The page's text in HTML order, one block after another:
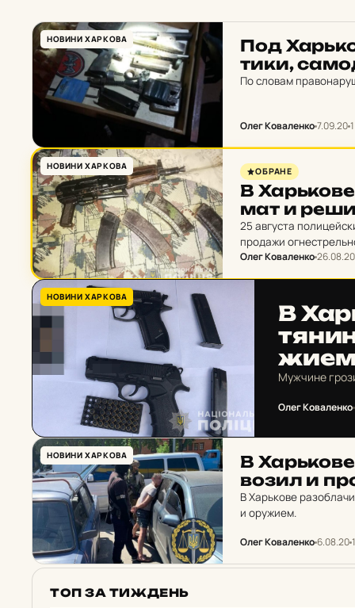
НОВИНИ ХАРКОВА
Под
ти­ки,
По словам
Олег Коваленко7.09.20
НОВИНИ ХАРКОВА ОБРАНЕ
В
мат и
25 августа
продажи
обнаружили в
Олег Коваленко26.08.20
НОВИНИ ХАРКОВА
В
Мужчине
Олег Коваленко
НОВИНИ ХАРКОВА
В
во­зил и
В Харькове
и оружием.
Олег Коваленко6.08.20
ТОП ЗА ТИЖДЕНЬ